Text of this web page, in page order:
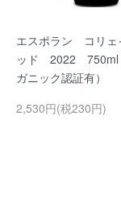
エスポラン コリ
ッド 2022 750ml
ガニック認証有）
2,530円(税230円)